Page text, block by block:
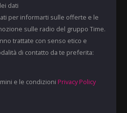
dati
per informarti sulle offerte e le
sulle radio del gruppo Time.
trattate con senso etico e
di contatto da te preferita:
e le condizioni Privacy Policy